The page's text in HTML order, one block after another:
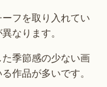
フを取り入れてい
なります。
季節感の少ない画
作品が多いです。